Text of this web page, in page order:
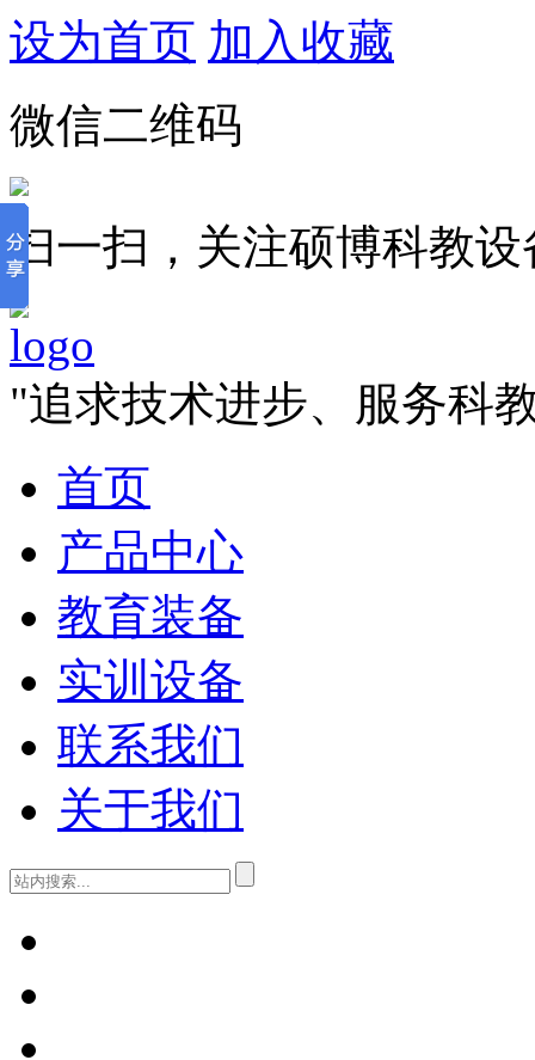
设为首页 加入收藏
微信二维码
扫一扫，关注硕博科教设
"追求技术进步、服务科
首页
产品中心
教育装备
实训设备
联系我们
关于我们